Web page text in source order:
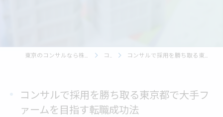
コラム コンサルで採用を勝ち取る東京都で大手ファームを目指す転職成功法
コンサルで採用を勝ち取る東京都で大手フ
ァームを目指す転職成功法